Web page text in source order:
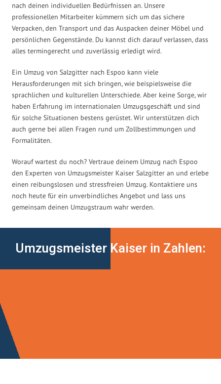
nach deinen individuellen Bedürfnissen an. Unsere
professionellen Mitarbeiter kümmern sich um das sichere
Verpacken, den Transport und das Auspacken deiner Möbel und
persönlichen Gegenstände. Du kannst dich darauf verlassen, dass
alles termingerecht und zuverlässig erledigt wird.
Ein Umzug von Salzgitter nach Espoo kann viele
Herausforderungen mit sich bringen, wie beispielsweise die
sprachlichen und kulturellen Unterschiede. Aber keine Sorge, wir
haben Erfahrung im internationalen Umzugsgeschäft und sind
für solche Situationen bestens gerüstet. Wir unterstützen dich
auch gerne bei allen Fragen rund um Zollbestimmungen und
Formalitäten.
Worauf wartest du noch? Vertraue deinem Umzug nach Espoo
den Experten von Umzugsmeister Kaiser Salzgitter an und erlebe
einen reibungslosen und stressfreien Umzug. Kontaktiere uns
noch heute für ein unverbindliches Angebot und lass uns
gemeinsam deinen Umzugstraum wahr werden.
Umzugsmeister Kaiser in Zahlen: